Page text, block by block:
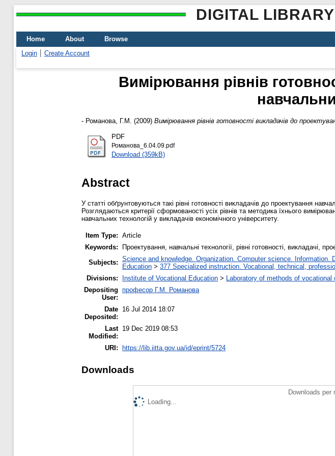
DIGITAL
Home About
Browse
Login
Create Account
Вимірювання рівнів
- Романова, Г.М. (2009) Вимірювання рівнів готовності викладачів до
PDF
Романова_6.04.09.pdf
Download (359kB)
Abstract
У статті обґрунтовуються такі рівні готовності викладачів до проектування
Розглядаються критерії сформованості усіх рівнів та методика їхнього
навчальних технологій у викладачів економічного університету.
Item Type: Article
Keywords:
Проектування, навчальні технології, рівні готовності, викладачі,
Subjects: Science and knowledge. Organization. Computer science.
Education > 377 Specialized instruction. Vocational, technical,
Divisions:
Institute of Vocational Education > Laboratory of methods of
Depositing
User:
професор Г.М. Романова
Date
Deposited:
16 Jul 2014 18:07
Last
Modified:
19 Dec 2019 08:53
URI: https://lib.iitta.gov.ua/id/eprint/5724
Downloads
Downloads per
Loading...